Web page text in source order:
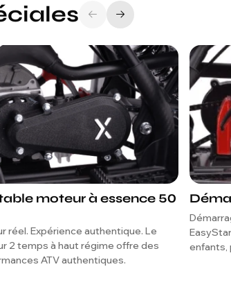
moteur à essence 50
réel. Expérience authentique. Le
2 temps à haut régime offre des
ATV authentiques.
enfants,